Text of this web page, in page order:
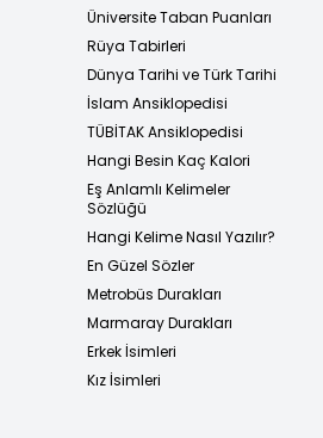
Üniversite Taban Puanları
Rüya Tabirleri
Dünya Tarihi ve Türk Tarihi
İslam Ansiklopedisi
TÜBİTAK Ansiklopedisi
Hangi Besin Kaç Kalori
Eş Anlamlı Kelimeler
Sözlüğü
Hangi Kelime Nasıl Yazılır?
En Güzel Sözler
Metrobüs Durakları
Marmaray Durakları
Erkek İsimleri
Kız İsimleri